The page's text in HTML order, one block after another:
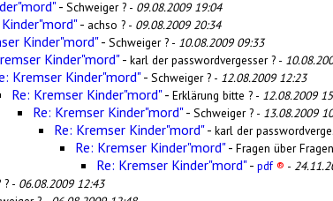
- Schweiger ? - 09.08.2009 19:04
- achso ? - 09.08.2009 20:34
Kinder"mord"- Schweiger ? - 10.08.2009 09:33
Kinder"mord"- karl der passwordvergesser ? -
Kremser Kinder"mord"- Schweiger ? - 12.08.2009 12:23
Re: Kremser Kinder"mord"- Erklärung bitte ? - 12.08.2009
Re: Kremser Kinder"mord"- Schweiger ? - 13.08.2009
Re: Kremser Kinder"mord"- karl der
Re: Kremser Kinder"mord"- Fragen über
Re: Kremser Kinder"mord"- pdf® -
? - 06.08.2009 12:43